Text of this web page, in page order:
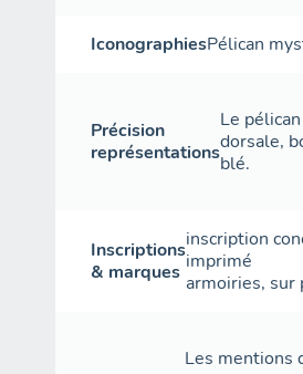
IconographiesPélican
Précision
représentations
Le
dorsale,
blé.
Inscriptions
& marques
inscription
imprimé
armoiries, sur
Les mentions